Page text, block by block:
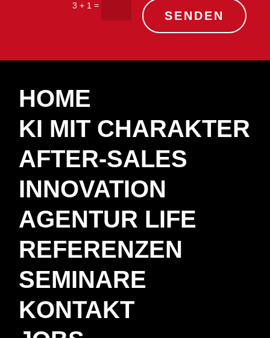
3 + 1 =
SENDEN
HOME
KI MIT CHARAKTER
AFTER-SALES
INNOVATION
AGENTUR LIFE
REFERENZEN
SEMINARE
KONTAKT